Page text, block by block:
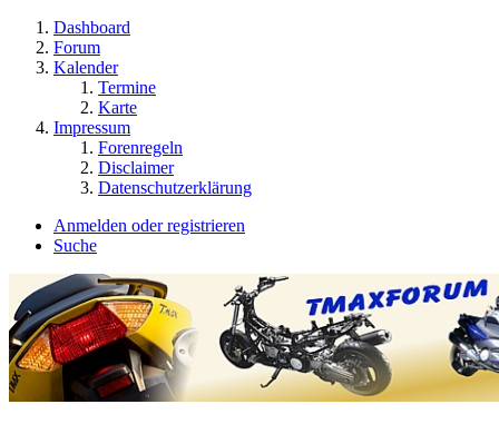
Dashboard
Forum
Kalender
Termine
Karte
Impressum
Forenregeln
Disclaimer
Datenschutzerklärung
Anmelden oder registrieren
Suche